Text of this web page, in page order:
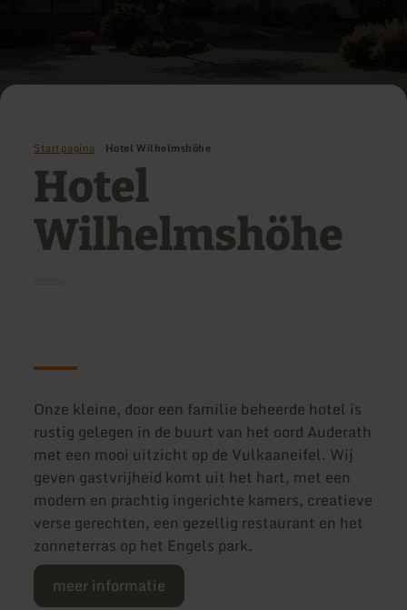
Startpagina Hotel Wilhelmshöhe
Hotel
Wilhelmshöhe
Onze kleine, door een familie beheerde hotel is
rustig gelegen in de buurt van het oord Auderath
met een mooi uitzicht op de Vulkaaneifel. Wij
geven gastvrijheid komt uit het hart, met een
modern en prachtig ingerichte kamers, creatieve
verse gerechten, een gezellig restaurant en het
zonneterras op het Engels park.
meer informatie